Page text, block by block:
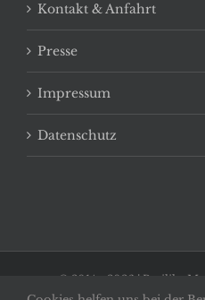
Kontakt & Anfahrt
Presse
Impressum
Datenschutz
© 2014 - 2026 | Basilika